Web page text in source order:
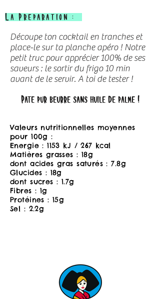
La Preparation :
Découpe ton cocktail en tranches et
place-le sur ta planche apéro ! Notre
petit truc pour apprécier 100% de ses
saveurs : le sortir du frigo 10 min
avant de le servir. A toi de tester !
Pâte pur beurre sans huile de palme !
Valeurs nutritionnelles moyennes
pour 100g :
Energie : 1153 kJ / 267 kcal
Matières grasses : 18g
dont acides gras saturés : 7.8g
Glucides : 18g
dont sucres : 1.7g
Fibres : 1g
Protéines : 15g
Sel : 2.2g